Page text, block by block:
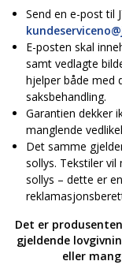
Send en e-post til
E-posten skal
samt vedlagte
hjelper både med
saksbehandling.
Garantien dekker
manglende
Det samme
sollys. Tekstiler
sollys – dette er
Det er
gjeldende
eller